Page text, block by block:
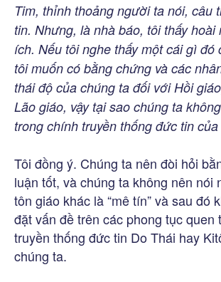
Tim, thỉnh thoảng người ta nói, câu
tin. Nhưng, là nhà báo, tôi thấy hoài
ích. Nếu tôi nghe thấy một cái gì đó
tôi muốn có bằng chứng và các
thái độ của chúng ta đối với Hồi
Lão giáo, vậy tại sao chúng ta
trong chính truyền thống đức tin
Tôi đồng ý. Chúng ta nên đòi hỏi
luận tốt, và chúng ta không nên nói
tôn giáo khác là “mê tín” và sau đó
đặt vấn đề trên các phong tục quen
truyền thống đức tin Do Thái hay
chúng ta.